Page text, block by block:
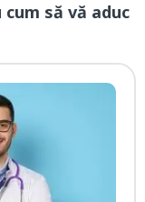
să vă aduc